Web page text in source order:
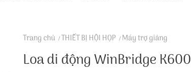
Trang chủ THIẾT BỊ HỘI HỌP Máy trợ giảng
Loa di động WinBridge K600